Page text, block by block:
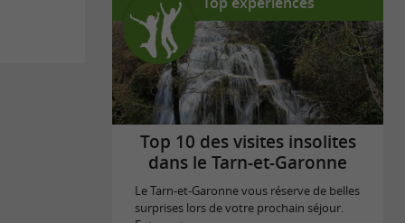
Top 10 des visites insolites
dans le Tarn-et-Garonne
Le Tarn-et-Garonne vous réserve de belles
surprises lors de votre prochain séjour.